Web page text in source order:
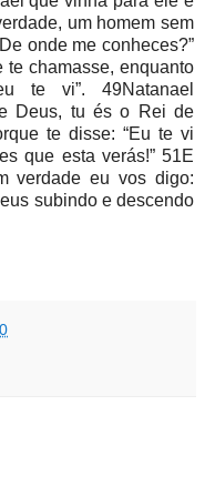
um homem sem
onde me conheces?”
te chamasse, enquanto
te vi”. 49Natanael
Deus, tu és o Rei de
te disse: “Eu te vi
que esta verás!” 51E
verdade eu vos digo:
subindo e descendo